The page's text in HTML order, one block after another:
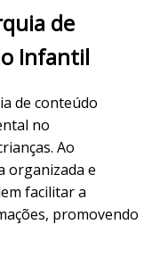
de
Infantil
de conteúdo
no
Ao
organizada e
facilitar a
promovendo